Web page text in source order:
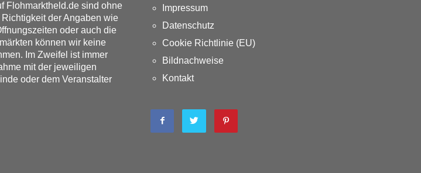
Flohmarktheld.de sind ohne
der Angaben wie
oder auch die
können wir keine
Im Zweifel ist immer
mit der jeweiligen
oder dem Veranstalter
Impressum
Datenschutz
Cookie Richtlinie (EU)
Bildnachweise
Kontakt